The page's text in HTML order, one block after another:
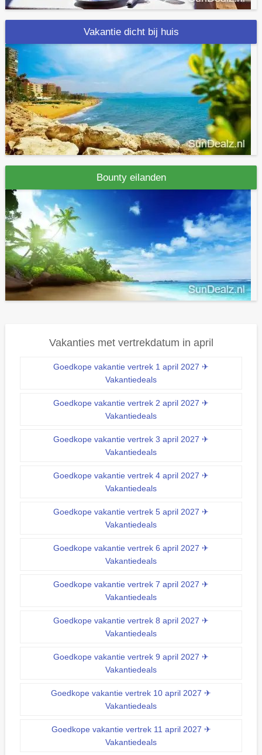
Vakantie dicht bij huis
Bounty eilanden
Vakanties met vertrekdatum in april
Goedkope vakantie vertrek 1 april 2027 ✈
Vakantiedeals
Goedkope vakantie vertrek 2 april 2027 ✈
Vakantiedeals
Goedkope vakantie vertrek 3 april 2027 ✈
Vakantiedeals
Goedkope vakantie vertrek 4 april 2027 ✈
Vakantiedeals
Goedkope vakantie vertrek 5 april 2027 ✈
Vakantiedeals
Goedkope vakantie vertrek 6 april 2027 ✈
Vakantiedeals
Goedkope vakantie vertrek 7 april 2027 ✈
Vakantiedeals
Goedkope vakantie vertrek 8 april 2027 ✈
Vakantiedeals
Goedkope vakantie vertrek 9 april 2027 ✈
Vakantiedeals
Goedkope vakantie vertrek 10 april 2027 ✈
Vakantiedeals
Goedkope vakantie vertrek 11 april 2027 ✈
Vakantiedeals